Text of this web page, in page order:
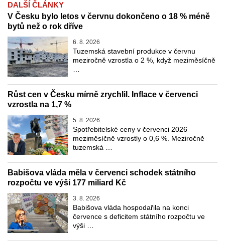
DALŠÍ ČLÁNKY
V Česku bylo letos v červnu dokončeno o 18 % méně
bytů než o rok dříve
6. 8. 2026
Tuzemská stavební produkce v červnu
meziročně vzrostla o 2 %, když meziměsíčně
…
Růst cen v Česku mírně zrychlil. Inflace v červenci
vzrostla na 1,7 %
5. 8. 2026
Spotřebitelské ceny v červenci 2026
meziměsíčně vzrostly o 0,6 %. Meziročně
tuzemská …
Babišova vláda měla v červenci schodek státního
rozpočtu ve výši 177 miliard Kč
3. 8. 2026
Babišova vláda hospodařila na konci
července s deficitem státního rozpočtu ve
výši …